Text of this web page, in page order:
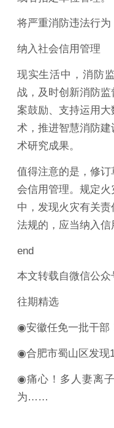
将严重消防违法行为
纳入社会信用管理
现实生活中，消防
战，及时创新消防
案鼓励、支持运用
术，推进智慧消防
术研究成果。
值得注意的是，修
会信用管理。规定
中，发现火灾有关
法规的，应当纳入信
end
本文转载自微信公众
往期精选
◉安徽任免一批干部
◉合肥市蜀山区发现
◉痛心！多人妻离
为……